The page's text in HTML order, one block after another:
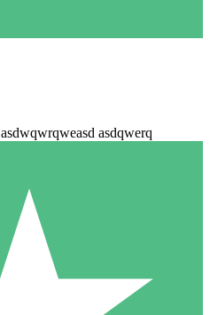
asdwqwrqweasd asdqwerq